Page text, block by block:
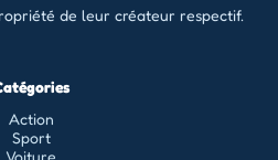
de leur créateur respectif.
Action
Sport